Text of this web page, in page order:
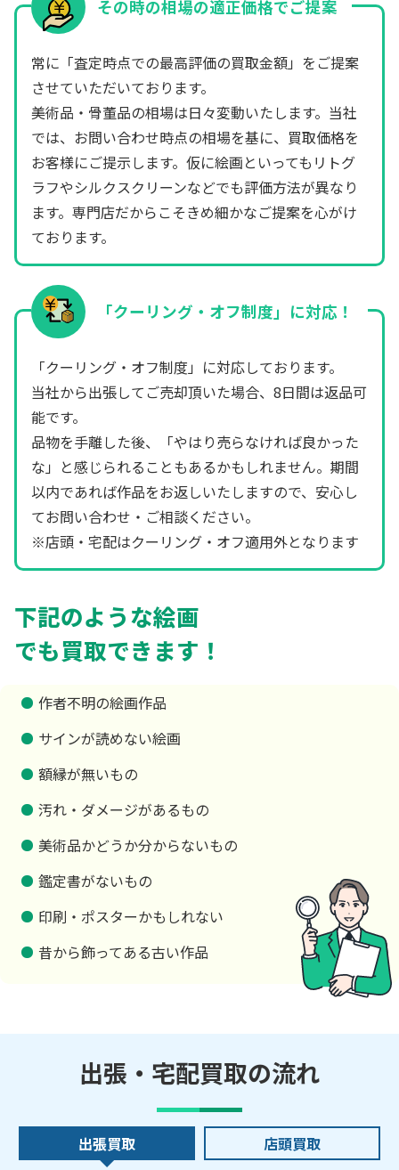
その時の相場の適正価格でご提案
常に「査定時点での最高評価の買取金額」をご提案
させていただいております。
美術品・骨董品の相場は日々変動いたします。当社
では、お問い合わせ時点の相場を基に、買取価格を
お客様にご提示します。仮に絵画といってもリトグ
ラフやシルクスクリーンなどでも評価方法が異なり
ます。専門店だからこそきめ細かなご提案を心がけ
ております。
「クーリング・オフ制度」に対応！
「クーリング・オフ制度」に対応しております。
当社から出張してご売却頂いた場合、8日間は返品可
能です。
品物を手離した後、「やはり売らなければ良かった
な」と感じられることもあるかもしれません。期間
以内であれば作品をお返しいたしますので、安心し
てお問い合わせ・ご相談ください。
※店頭・宅配はクーリング・オフ適用外となります
下記のような絵画
でも買取できます！
作者不明の絵画作品
サインが読めない絵画
額縁が無いもの
汚れ・ダメージがあるもの
美術品かどうか分からないもの
鑑定書がないもの
印刷・ポスターかもしれない
昔から飾ってある古い作品
出張・宅配買取の流れ
出張買取 店頭買取